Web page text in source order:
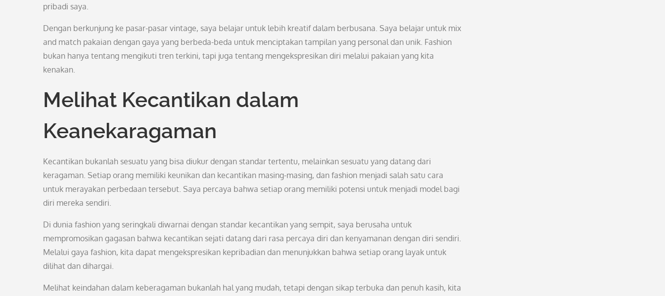
pribadi saya.
Dengan berkunjung ke pasar-pasar vintage, saya belajar untuk lebih kreatif dalam berbusana. Saya belajar untuk mix
and match pakaian dengan gaya yang berbeda-beda untuk menciptakan tampilan yang personal dan unik. Fashion
bukan hanya tentang mengikuti tren terkini, tapi juga tentang mengekspresikan diri melalui pakaian yang kita
kenakan.
Melihat Kecantikan dalam
Keanekaragaman
Kecantikan bukanlah sesuatu yang bisa diukur dengan standar tertentu, melainkan sesuatu yang datang dari
keragaman. Setiap orang memiliki keunikan dan kecantikan masing-masing, dan fashion menjadi salah satu cara
untuk merayakan perbedaan tersebut. Saya percaya bahwa setiap orang memiliki potensi untuk menjadi model bagi
diri mereka sendiri.
Di dunia fashion yang seringkali diwarnai dengan standar kecantikan yang sempit, saya berusaha untuk
mempromosikan gagasan bahwa kecantikan sejati datang dari rasa percaya diri dan kenyamanan dengan diri sendiri.
Melalui gaya fashion, kita dapat mengekspresikan kepribadian dan menunjukkan bahwa setiap orang layak untuk
dilihat dan dihargai.
Melihat keindahan dalam keberagaman bukanlah hal yang mudah, tetapi dengan sikap terbuka dan penuh kasih, kita